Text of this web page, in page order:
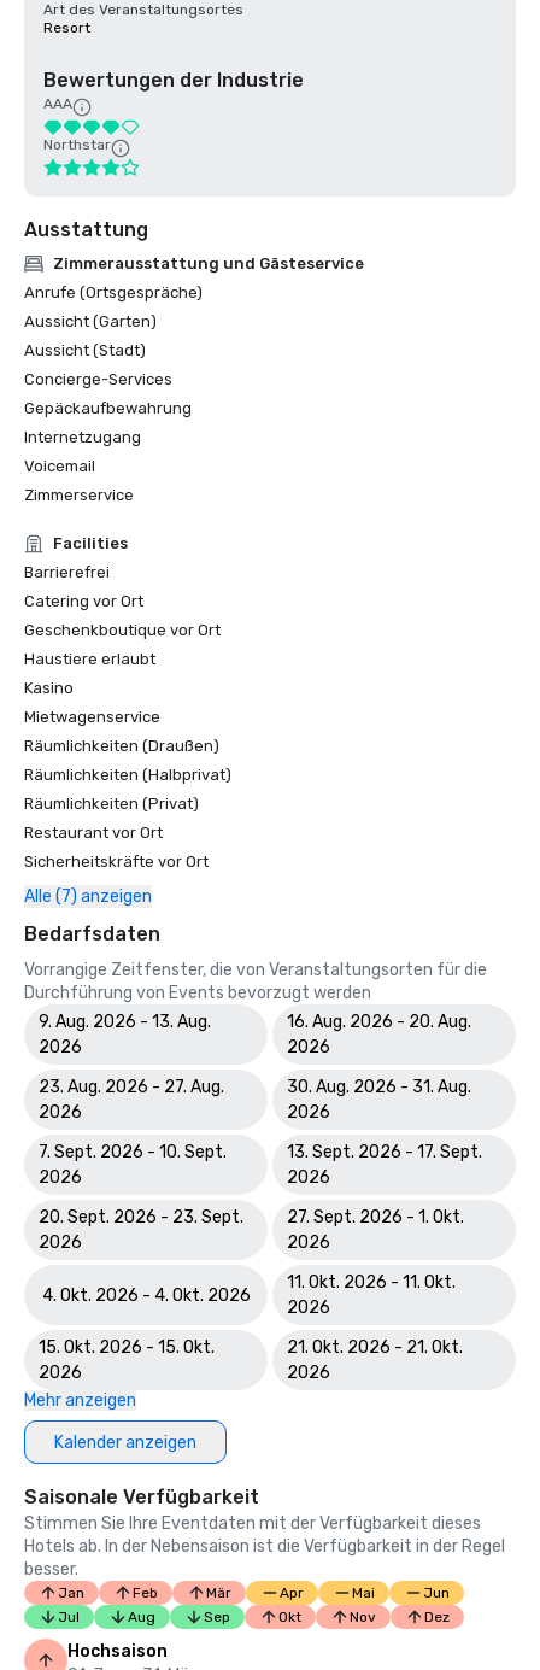
Art des Veranstaltungsortes
Resort
Bewertungen der Industrie
AAA
Northstar
Ausstattung
Zimmerausstattung und Gästeservice
Anrufe (Ortsgespräche)
Aussicht (Garten)
Aussicht (Stadt)
Concierge-Services
Gepäckaufbewahrung
Internetzugang
Voicemail
Zimmerservice
Facilities
Barrierefrei
Catering vor Ort
Geschenkboutique vor Ort
Haustiere erlaubt
Kasino
Mietwagenservice
Räumlichkeiten (Draußen)
Räumlichkeiten (Halbprivat)
Räumlichkeiten (Privat)
Restaurant vor Ort
Sicherheitskräfte vor Ort
Alle (7) anzeigen
Bedarfsdaten
Vorrangige Zeitfenster, die von Veranstaltungsorten für die
Durchführung von Events bevorzugt werden
9. Aug. 2026 - 13. Aug.
2026
16. Aug. 2026 - 20. Aug.
2026
23. Aug. 2026 - 27. Aug.
2026
30. Aug. 2026 - 31. Aug.
2026
7. Sept. 2026 - 10. Sept.
2026
13. Sept. 2026 - 17. Sept.
2026
20. Sept. 2026 - 23. Sept.
2026
27. Sept. 2026 - 1. Okt.
2026
4. Okt. 2026 - 4. Okt. 2026
11. Okt. 2026 - 11. Okt.
2026
15. Okt. 2026 - 15. Okt.
2026
21. Okt. 2026 - 21. Okt.
2026
Mehr anzeigen
Kalender anzeigen
Saisonale Verfügbarkeit
Stimmen Sie Ihre Eventdaten mit der Verfügbarkeit dieses
Hotels ab. In der Nebensaison ist die Verfügbarkeit in der Regel
besser.
Jan Feb Mär Apr Mai
Jun
Jul
Aug Sep Okt Nov Dez
Hochsaison